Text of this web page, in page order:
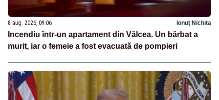
8 aug. 2026, 09:06 Ionuț Nichita
Incendiu într-un apartament din Vâlcea. Un bărbat a
murit, iar o femeie a fost evacuată de pompieri